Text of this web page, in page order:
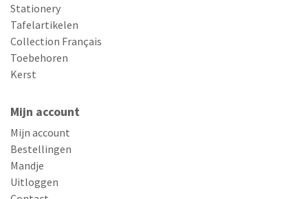
Stationery
Tafelartikelen
Collection Français
Toebehoren
Kerst
Mijn account
Mijn account
Bestellingen
Mandje
Uitloggen